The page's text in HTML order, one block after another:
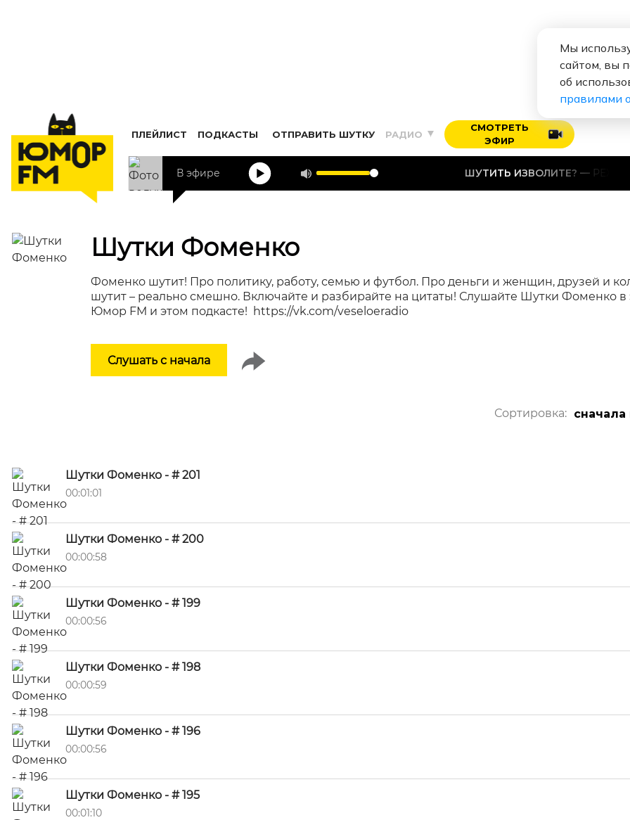
ПЛЕЙЛИСТ ПОДКАСТЫ ОТПРАВИТЬ ШУТКУ РАДИО
СМОТРЕТЬ
ЭФИР
В эфире ШУТИТЬ ИЗВОЛИТЕ? РЕЖИССЁРЫ
Шутки Фоменко
Фоменко шутит! Про политику, работу, семью и футбол. Про деньги и женщин, друзей и
шутит – реально смешно. Включайте и разбирайте на цитаты! Слушайте Шутки Фоменко
Юмор FM и этом подкасте! https://vk.com/veseloeradio
Слушать с начала
Сортировка:
Шутки Фоменко - # 201
00:01:01
Шутки Фоменко - # 200
00:00:58
Шутки Фоменко - # 199
00:00:56
Шутки Фоменко - # 198
00:00:59
Шутки Фоменко - # 196
00:00:56
Шутки Фоменко - # 195
00:01:10
Мы
сайтом, вы
об
правилами